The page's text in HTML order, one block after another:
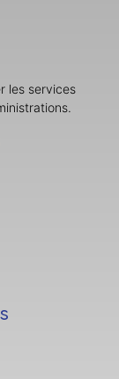
les services